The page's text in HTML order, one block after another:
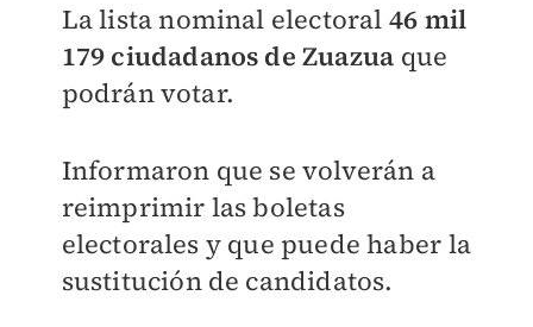
La lista nominal electoral 46 mil
179 ciudadanos de Zuazua que
podrán votar.
Informaron que se volverán a
reimprimir las boletas
electorales y que puede haber la
sustitución de candidatos.